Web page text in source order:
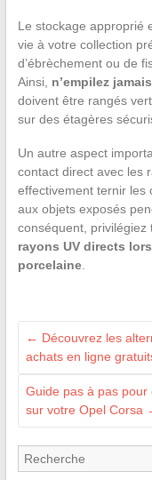
Le stockage approprié
vie à votre collection
d’ébrèchement ou de
Ainsi, n’empilez
doivent être rangés
sur des étagères
Un autre aspect
contact direct avec les
effectivement ternir les
aux objets exposés
conséquent, privilégiez
rayons UV directs
porcelaine.
← Découvrez les
achats en ligne
Guide pas à pas
sur votre Opel Corsa